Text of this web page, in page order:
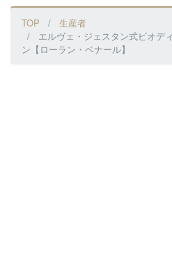
TOP
生産者
エルヴェ・ジェスタン式ビオデ
ン【ローラン・ベナール】